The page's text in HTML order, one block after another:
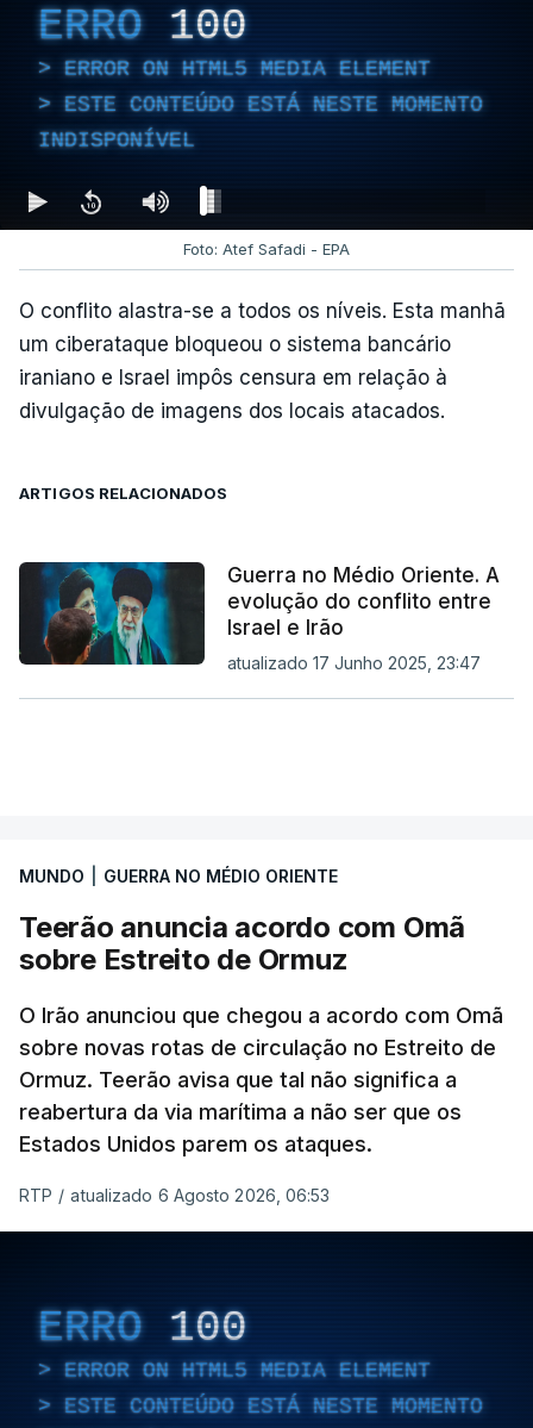
ERRO 100
ERROR ON HTML5 MEDIA ELEMENT
ESTE CONTEÚDO ESTÁ NESTE MOMENTO
INDISPONÍVEL
Foto: Atef Safadi - EPA
O conflito alastra-se a todos os níveis. Esta manhã
um ciberataque bloqueou o sistema bancário
iraniano e Israel impôs censura em relação à
divulgação de imagens dos locais atacados.
ARTIGOS RELACIONADOS
Guerra no Médio Oriente. A
evolução do conflito entre
Israel e Irão
atualizado 17 Junho 2025, 23:47
MUNDO GUERRA NO MÉDIO ORIENTE
Teerão anuncia acordo com Omã
sobre Estreito de Ormuz
O Irão anunciou que chegou a acordo com Omã
sobre novas rotas de circulação no Estreito de
Ormuz. Teerão avisa que tal não significa a
reabertura da via marítima a não ser que os
Estados Unidos parem os ataques.
RTP / atualizado 6 Agosto 2026, 06:53
ERRO 100
ERROR ON HTML5 MEDIA ELEMENT
ESTE CONTEÚDO ESTÁ NESTE MOMENTO